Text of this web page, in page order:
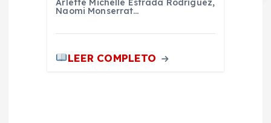
Arlette Michelle Estrada Rodríguez,
Naomi Monserrat…
LEER COMPLETO